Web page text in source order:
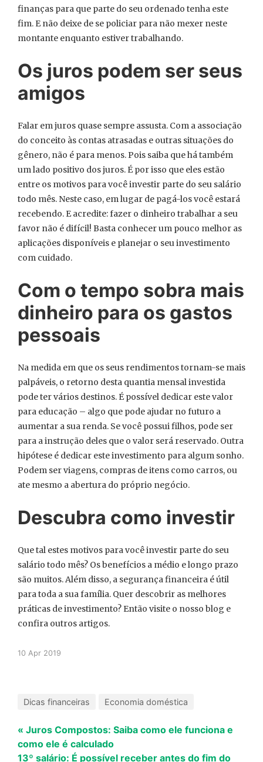
finanças para que parte do seu ordenado tenha este
fim. E não deixe de se policiar para não mexer neste
montante enquanto estiver trabalhando.
Os juros podem ser seus
amigos
Falar em juros quase sempre assusta. Com a associação
do conceito às contas atrasadas e outras situações do
gênero, não é para menos. Pois saiba que há também
um lado positivo dos juros. É por isso que eles estão
entre os motivos para você investir parte do seu salário
todo mês. Neste caso, em lugar de pagá-los você estará
recebendo. E acredite: fazer o dinheiro trabalhar a seu
favor não é difícil! Basta conhecer um pouco melhor as
aplicações disponíveis e planejar o seu investimento
com cuidado.
Com o tempo sobra mais
dinheiro para os gastos
pessoais
Na medida em que os seus rendimentos tornam-se mais
palpáveis, o retorno desta quantia mensal investida
pode ter vários destinos. É possível dedicar este valor
para educação – algo que pode ajudar no futuro a
aumentar a sua renda. Se você possui filhos, pode ser
para a instrução deles que o valor será reservado. Outra
hipótese é dedicar este investimento para algum sonho.
Podem ser viagens, compras de itens como carros, ou
ate mesmo a abertura do próprio negócio.
Descubra como investir
Que tal estes motivos para você investir parte do seu
salário todo mês? Os benefícios a médio e longo prazo
são muitos. Além disso, a segurança financeira é útil
para toda a sua família. Quer descobrir as melhores
práticas de investimento? Então visite o nosso blog e
confira outros artigos.
10 Apr 2019
Dicas financeiras Economia doméstica
« Juros Compostos: Saiba como ele funciona e
como ele é calculado
13º salário: É possível receber antes do fim do